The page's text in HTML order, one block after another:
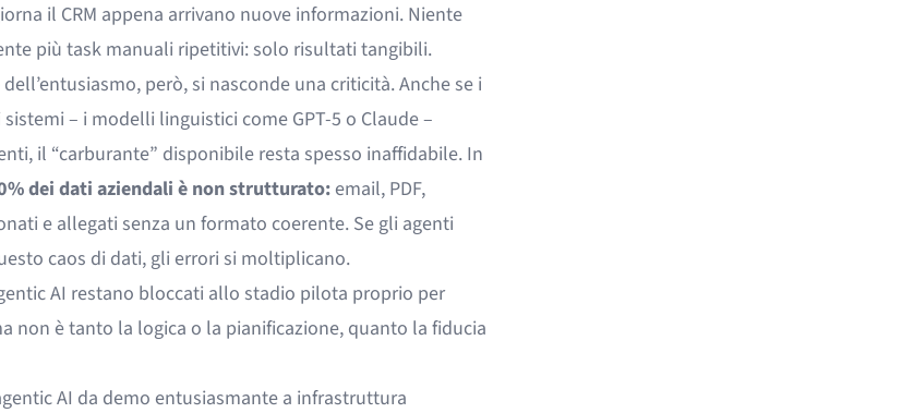
il CRM appena arrivano nuove informazioni. Niente
più task manuali ripetitivi: solo risultati tangibili.
però, si nasconde una criticità. Anche se i
– i modelli linguistici come GPT-5 o Claude –
il “carburante” disponibile resta spesso inaffidabile. In
dei dati aziendali è non strutturato:email, PDF,
e allegati senza un formato coerente. Se gli agenti
caos di dati, gli errori si moltiplicano.
AI restano bloccati allo stadio pilota proprio per
non è tanto la logica o la pianificazione, quanto la fiducia
AI da demo entusiasmante a infrastruttura